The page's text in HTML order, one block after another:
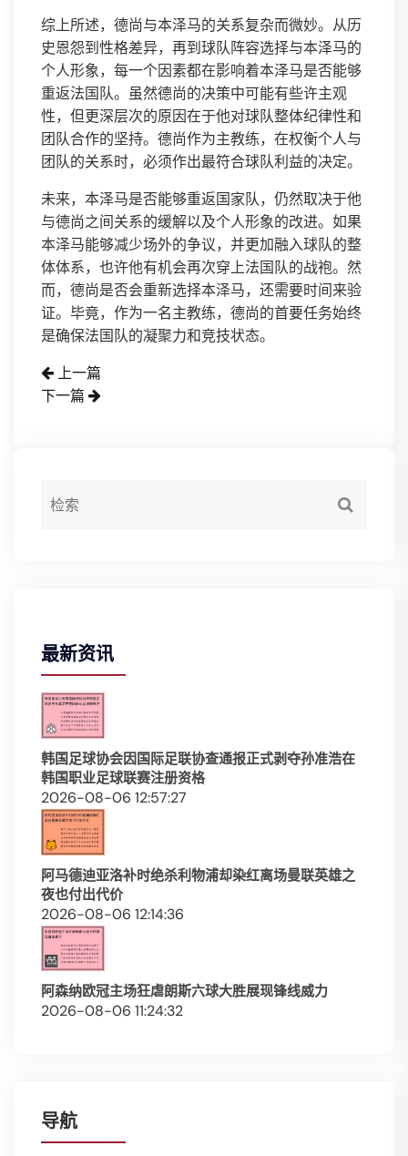
综上所述，德尚与本泽马的关系复杂而微妙。从历
史恩怨到性格差异，再到球队阵容选择与本泽马的
个人形象，每一个因素都在影响着本泽马是否能够
重返法国队。虽然德尚的决策中可能有些许主观
性，但更深层次的原因在于他对球队整体纪律性和
团队合作的坚持。德尚作为主教练，在权衡个人与
团队的关系时，必须作出最符合球队利益的决定。
未来，本泽马是否能够重返国家队，仍然取决于他
与德尚之间关系的缓解以及个人形象的改进。如果
本泽马能够减少场外的争议，并更加融入球队的整
体体系，也许他有机会再次穿上法国队的战袍。然
而，德尚是否会重新选择本泽马，还需要时间来验
证。毕竟，作为一名主教练，德尚的首要任务始终
是确保法国队的凝聚力和竞技状态。
上一篇
下一篇
最新资讯
韩国足球协会因国际足联协查通报正式剥夺孙准浩在
韩国职业足球联赛注册资格
2026-08-06 12:57:27
阿马德迪亚洛补时绝杀利物浦却染红离场曼联英雄之
夜也付出代价
2026-08-06 12:14:36
阿森纳欧冠主场狂虐朗斯六球大胜展现锋线威力
2026-08-06 11:24:32
导航